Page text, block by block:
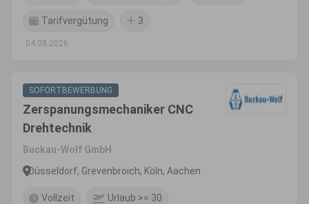
Tarifvergütung 3
04.08.2026
SOFORTBEWERBUNG
Zerspanungsmechaniker CNC
Drehtechnik
Buckau-Wolf GmbH
Düsseldorf, Grevenbroich, Köln, Aachen
Vollzeit Urlaub >= 30